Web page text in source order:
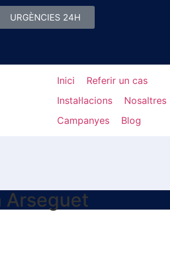
URGÈNCIES 24H
Inici Referir un cas
Instal·lacions
Nosaltres
Campanyes
Blog
Arseguet